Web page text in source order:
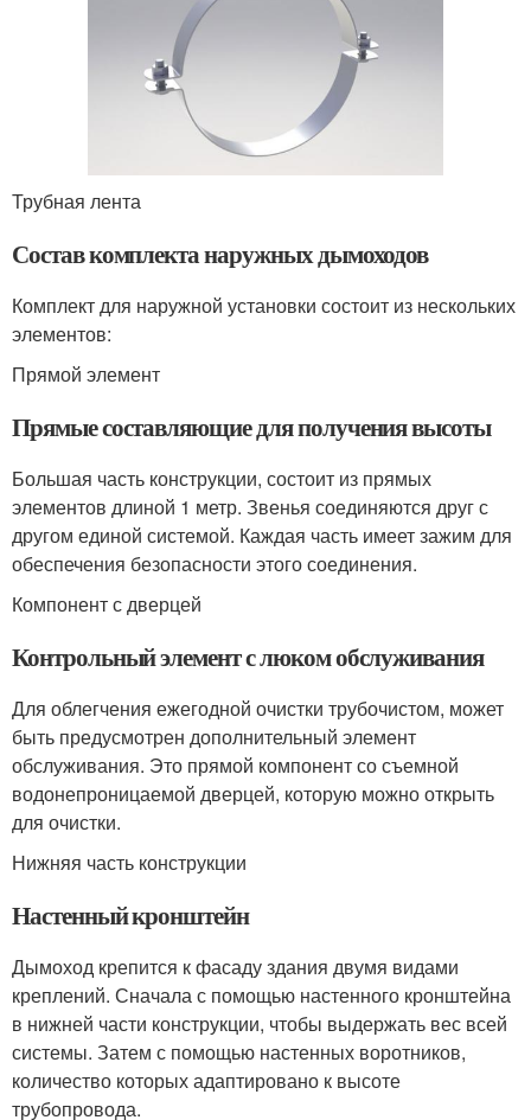
Трубная лента
Состав комплекта наружных дымоходов
Комплект для наружной установки состоит из нескольких
элементов:
Прямой элемент
Прямые составляющие для получения высоты
Большая часть конструкции, состоит из прямых
элементов длиной 1 метр. Звенья соединяются друг с
другом единой системой. Каждая часть имеет зажим для
обеспечения безопасности этого соединения.
Компонент с дверцей
Контрольный элемент с люком обслуживания
Для облегчения ежегодной очистки трубочистом, может
быть предусмотрен дополнительный элемент
обслуживания. Это прямой компонент со съемной
водонепроницаемой дверцей, которую можно открыть
для очистки.
Нижняя часть конструкции
Настенный кронштейн
Дымоход крепится к фасаду здания двумя видами
креплений. Сначала с помощью настенного кронштейна
в нижней части конструкции, чтобы выдержать вес всей
системы. Затем с помощью настенных воротников,
количество которых адаптировано к высоте
трубопровода.